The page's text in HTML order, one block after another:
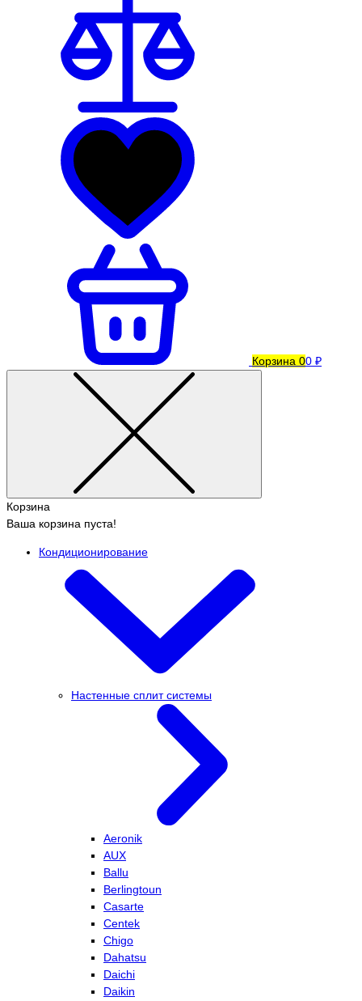
Корзина 00 ₽
Корзина
Ваша корзина пуста!
Кондиционирование
Настенные сплит системы
Aeronik
AUX
Ballu
Berlingtoun
Casarte
Centek
Chigo
Dahatsu
Daichi
Daikin